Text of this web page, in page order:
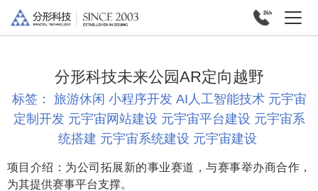
分形科技未来公园AR定向越野
标签： 旅游休闲 小程序开发 AI人工智能技术 元宇宙
定制开发 元宇宙网站建设 元宇宙平台建设 元宇宙系
统搭建 元宇宙系统建设 元宇宙建设
项目介绍：为公司拓展新的事业赛道，与赛事举办商合作，
为其提供赛事平台支撑。